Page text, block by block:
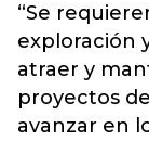
“Se
exploración
atraer y
proyectos
avanzar en